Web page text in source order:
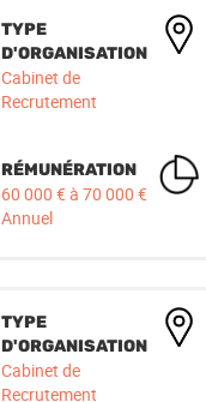
TYPE
D'ORGANISATION
Cabinet de
Recrutement
RÉMUNÉRATION
60 000 € à 70 000 €
Annuel
TYPE
D'ORGANISATION
Cabinet de
Recrutement